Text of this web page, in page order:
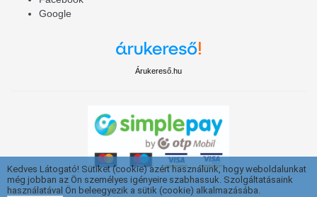
Google
Árukereső.hu
Kedves Látogató! Sütiket (cookie) azért használunk, hogy weboldalunkat
még jobban az Ön személyes igényeire szabhassuk. Szolgáltatásaink
használatával Ön beleegyezik a sütik (cookie) alkalmazásába.